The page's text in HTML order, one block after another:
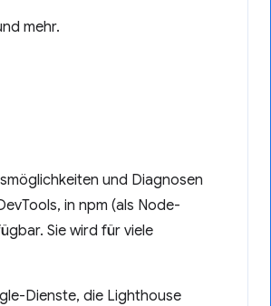
mehr.
und Diagnosen
in npm (als Node-
Sie wird für viele
Dienste, die Lighthouse